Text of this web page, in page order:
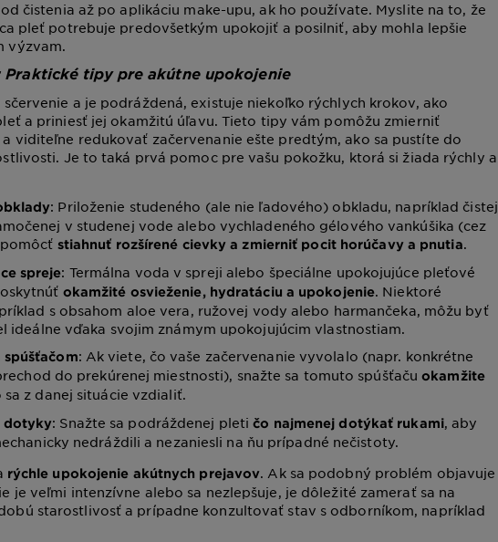
čistenia až po aplikáciu make-upu, ak ho používate. Myslite na to, že
pleť potrebuje predovšetkým upokojiť a posilniť, aby mohla lepšie
výzvam.
Praktické tipy pre akútne upokojenie
sčervenie a je podráždená, existuje niekoľko rýchlych krokov, ako
a priniesť jej okamžitú úľavu. Tieto tipy vám pomôžu zmierniť
viditeľne redukovať začervenanie ešte predtým, ako sa pustíte do
Je to taká prvá pomoc pre vašu pokožku, ktorá si žiada rýchly a
: Priloženie studeného (ale nie ľadového) obkladu, napríklad čistej
v studenej vode alebo vychladeného gélového vankúšika (cez
stiahnuť rozšírené cievky a zmierniť pocit horúčavy a pnutia.
spreje: Termálna voda v spreji alebo špeciálne upokojujúce pleťové
okamžité osvieženie, hydratáciu a upokojenie. Niektoré
s obsahom aloe vera, ružovej vody alebo harmančeka, môžu byť
ideálne vďaka svojim známym upokojujúcim vlastnostiam.
spúšťačom: Ak viete, čo vaše začervenanie vyvolalo (napr. konkrétne
do prekúrenej miestnosti), snažte sa tomuto spúšťačuokamžite
sa z danej situácie vzdialiť.
dotyky: Snažte sa podráždenej pletičo najmenej dotýkať rukami, aby
nedráždili a nezaniesli na ňu prípadné nečistoty.
rýchle upokojenie akútnych prejavov. Ak sa podobný problém objavuje
je veľmi intenzívne alebo sa nezlepšuje, je dôležité zamerať sa na
starostlivosť a prípadne konzultovať stav s odborníkom, napríklad